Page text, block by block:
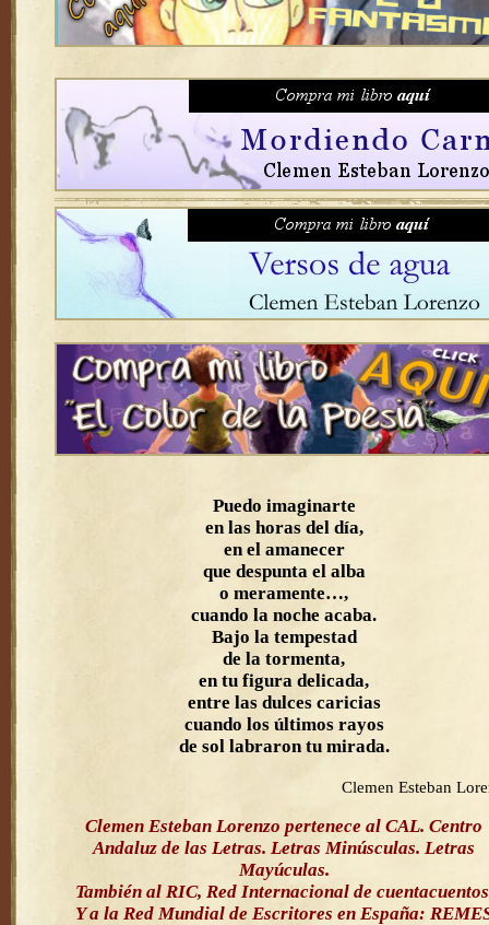
Puedo imaginarte
en las horas del día,
en el amanecer
que despunta el alba
o meramente…,
cuando la noche acaba.
Bajo la tempestad
de la tormenta,
en tu figura delicada,
entre las dulces caricias
cuando los últimos rayos
de sol labraron tu mirada.
Clemen Esteban
Clemen Esteban Lorenzo pertenece al CAL. Centro
Andaluz de las Letras. Letras Minúsculas. Letras
Mayúculas.
También al RIC, Red Internacional de
Y a la Red Mundial de Escritores en España: